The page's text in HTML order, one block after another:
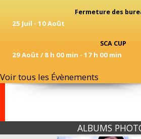
Fermeture des
25 Juil - 10 Août
SCA CUP
29 Août / 8 h 00 min - 17 h 00 min
Voir tous les Évènements
ALBUMS